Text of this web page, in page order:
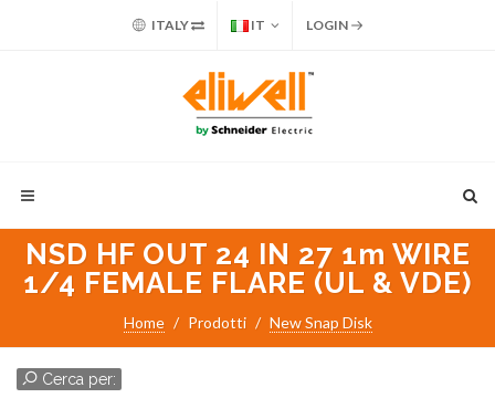
ITALY IT LOGIN
NSD HF OUT 24 IN 27 1m WIRE
1/4 FEMALE FLARE (UL & VDE)
Home Prodotti New Snap Disk
Cerca per: